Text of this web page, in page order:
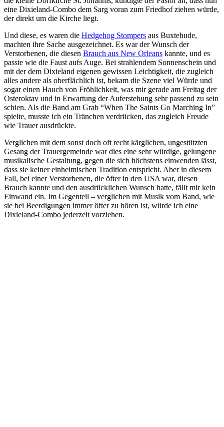
eine Dixieland-Combo dem Sarg voran zum Friedhof ziehen würde,
der direkt um die Kirche liegt.
Und diese, es waren die Hedgehog Stompers aus Buxtehude,
machten ihre Sache ausgezeichnet. Es war der Wunsch der
Verstorbenen, die diesen Brauch aus New Orleans kannte, und es
passte wie die Faust aufs Auge. Bei strahlendem Sonnenschein und
mit der dem Dixieland eigenen gewissen Leichtigkeit, die zugleich
alles andere als oberflächlich ist, bekam die Szene viel Würde und
sogar einen Hauch von Fröhlichkeit, was mir gerade am Freitag der
Osteroktav und in Erwartung der Auferstehung sehr passend zu sein
schien. Als die Band am Grab “When The Saints Go Marching In”
spielte, musste ich ein Tränchen verdrücken, das zugleich Freude
wie Trauer ausdrückte.
Verglichen mit dem sonst doch oft recht kärglichen, ungestützten
Gesang der Trauergemeinde war dies eine sehr würdige, gelungene
musikalische Gestaltung, gegen die sich höchstens einwenden lässt,
dass sie keiner einheimischen Tradition entspricht. Aber in diesem
Fall, bei einer Verstorbenen, die öfter in den USA war, diesen
Brauch kannte und den ausdrücklichen Wunsch hatte, fällt mir kein
Einwand ein. Im Gegenteil – verglichen mit Musik vom Band, wie
sie bei Beerdigungen immer öfter zu hören ist, würde ich eine
Dixieland-Combo jederzeit vorziehen.